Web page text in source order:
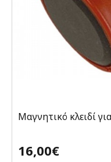
Μαγνητικό κλειδί
16,00€